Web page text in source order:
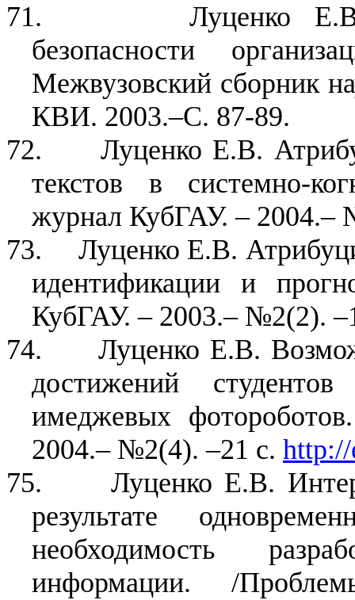
71.
Луценко
безопасности
Межвузовский сборник
КВИ. 2003.–С. 87-89.
72.
Луценко Е.В.
текстов в системно-
журнал КубГАУ. – 2004.–
73.
Луценко Е.В.
идентификации и
КубГАУ. – 2003.– №2(2).
74.
Луценко Е.В.
достижений
имеджевых
2004.– №2(4). –21 с.
75.
Луценко Е.В.
результате
необходимость
информации. /